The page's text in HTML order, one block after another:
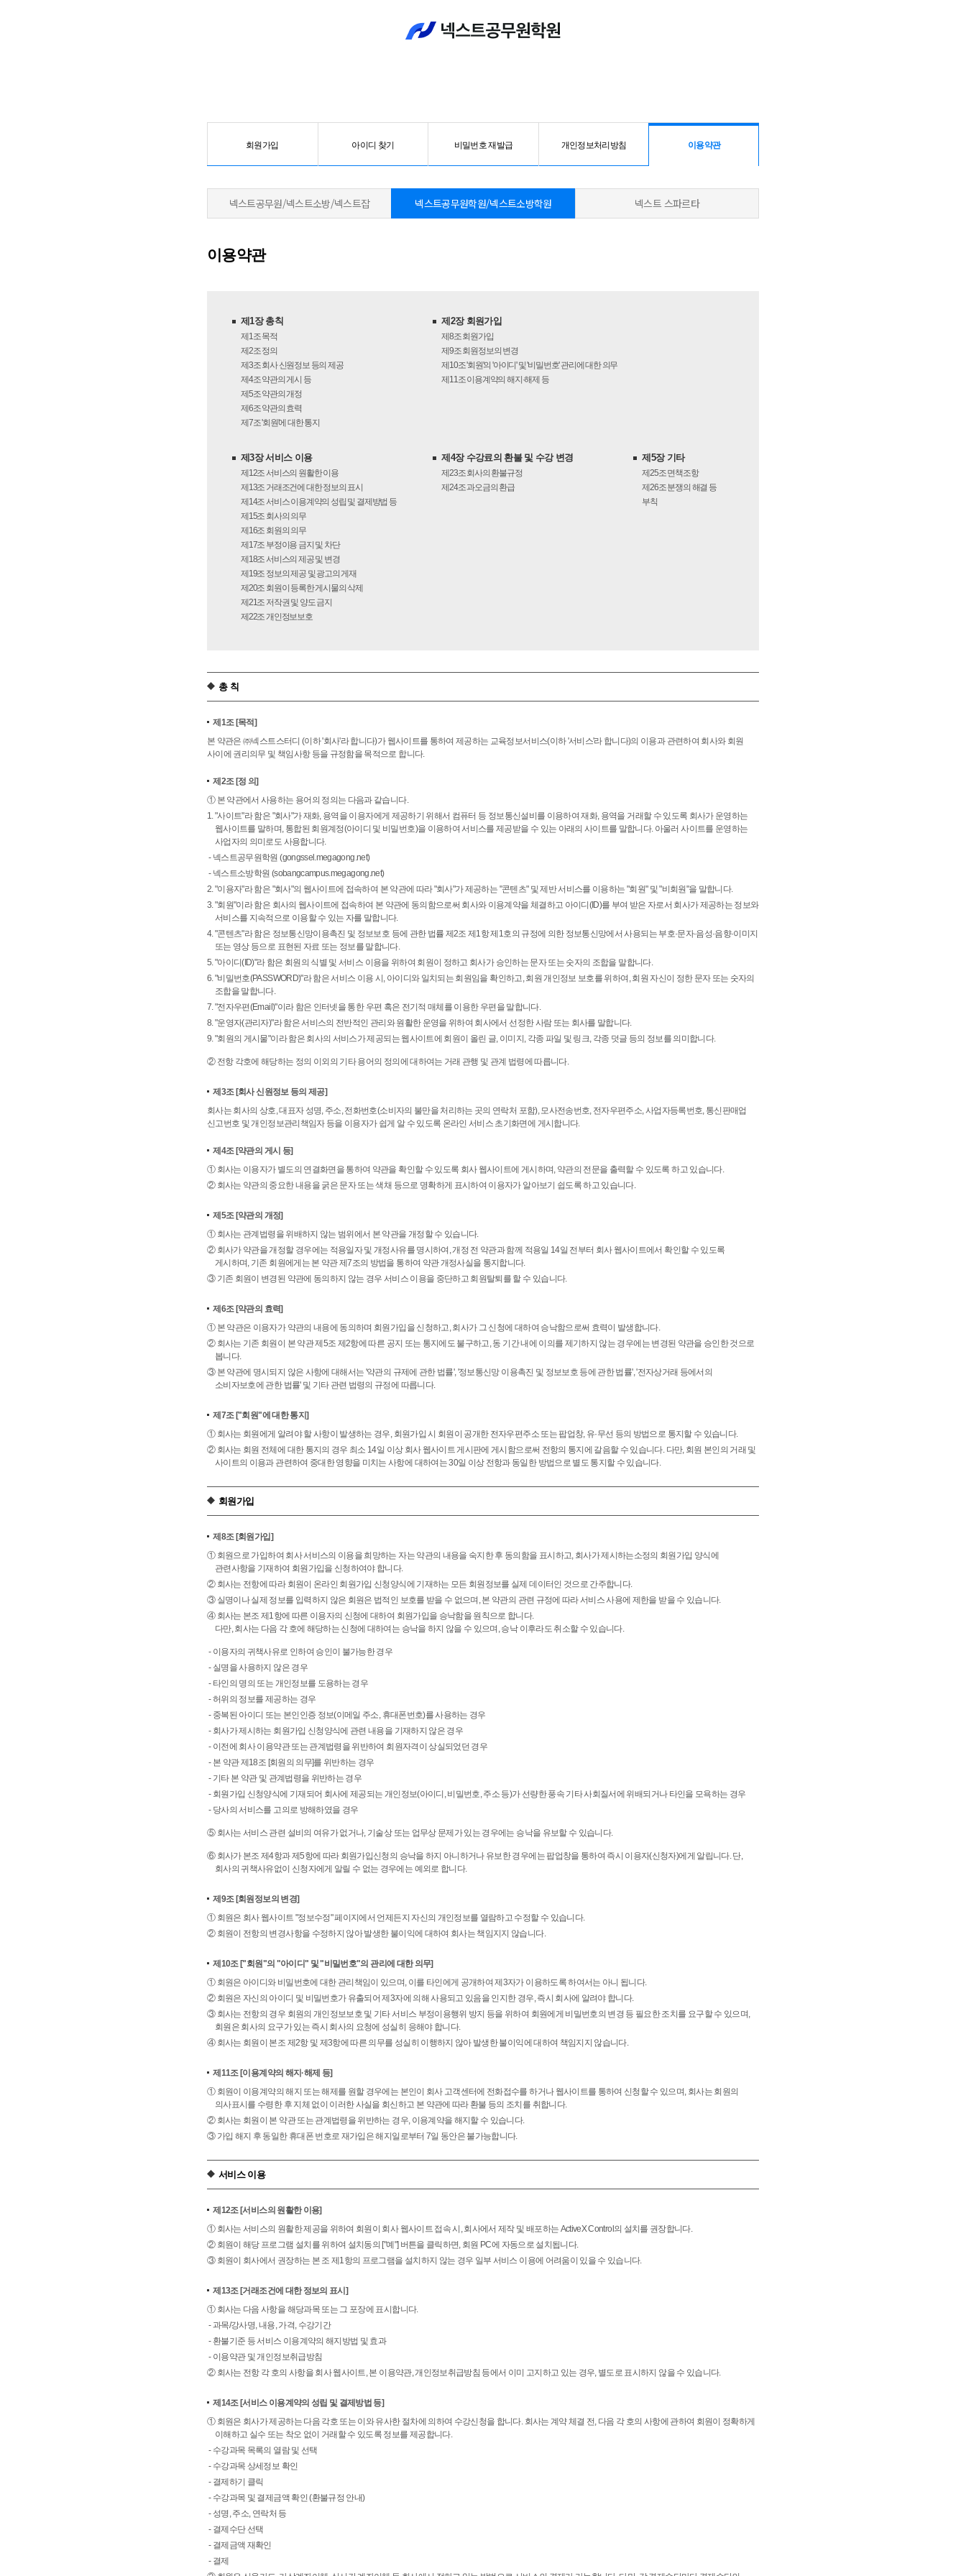
회원가입 아이디 찾기 비밀번호 재발급 개인정보처리방침 이용약관
넥스트공무원/넥스트소방/넥스트잡 넥스트공무원학원/넥스트소방학원 넥스트스파르타
이용약관
제1장 총칙
제1조목적
제2조정의
제3조회사 신원정보 등의 제공
제4조약관의 게시 등
제5조약관의 개정
제6조약관의 효력
제7조'회원'에 대한 통지
제2장 회원가입
제8조회원가입
제9조회원정보의 변경
제10조'회원'의 '아이디' 및 '비밀번호' 관리에 대한 의무
제11조이용계약의 해지·해제 등
제3장 서비스 이용
제12조 서비스의 원활한 이용
제13조 거래조건에 대한 정보의 표시
제14조 서비스 이용계약의 성립 및 결제방법 등
제15조 회사의 의무
제16조 회원의 의무
제17조 부정이용 금지 및 차단
제18조 서비스의 제공 및 변경
제19조 정보의 제공 및 광고의 게재
제20조 회원이 등록한 게시물의 삭제
제21조 저작권 및 양도 금지
제22조개인정보보호
제4장 수강료의 환불 및 수강 변경
제23조회사의 환불규정
제24조과오금의 환급
제5장 기타
제25조면책조항
제26조분쟁의 해결 등
부칙
총 칙
제1조[목적]
본 약관은 ㈜넥스트스터디 (이하 '회사'라 합니다)가 웹사이트를 통하여 제공하는 교육정보서비스(이하 '서비스'라 합니다)의 이용과 관련하여 회사와 회원
사이에 권리의무 및 책임사항 등을 규정함을 목적으로 합니다.
제2조[정 의]
① 본 약관에서 사용하는 용어의 정의는 다음과 같습니다.
1. "사이트"라 함은 "회사"가 재화, 용역을 이용자에게 제공하기 위해서 컴퓨터 등 정보통신설비를 이용하여 재화, 용역을 거래할 수 있도록 회사가 운영하는
웹사이트를 말하며, 통합된 회원계정(아이디 및 비밀번호)을 이용하여 서비스를 제공받을 수 있는 아래의 사이트를 말합니다. 아울러 사이트를 운영하는
사업자의 의미로도 사용합니다.
- 넥스트공무원학원 (gongssel.megagong.net)
- 넥스트소방학원 (sobangcampus.megagong.net)
2. "이용자"라 함은 "회사"의 웹사이트에 접속하여 본 약관에 따라 "회사"가 제공하는 "콘텐츠" 및 제반 서비스를 이용하는 "회원" 및 "비회원"을 말합니다.
3. "회원"이라 함은 회사의 웹사이트에 접속하여 본 약관에 동의함으로써 회사와 이용계약을 체결하고 아이디(ID)를 부여 받은 자로서 회사가 제공하는 정보와
서비스를 지속적으로 이용할 수 있는 자를 말합니다.
4. "콘텐츠"라 함은 정보통신망이용촉진 및 정보보호 등에 관한 법률 제2조 제1항 제1호의 규정에 의한 정보통신망에서 사용되는 부호·문자·음성·음향·이미지
또는 영상 등으로 표현된 자료 또는 정보를 말합니다.
5. "아이디(ID)"라 함은 회원의 식별 및 서비스 이용을 위하여 회원이 정하고 회사가 승인하는 문자 또는 숫자의 조합을 말합니다.
6. "비밀번호(PASSWORD)"라 함은 서비스 이용 시, 아이디와 일치되는 회원임을 확인하고, 회원 개인정보 보호를 위하여, 회원 자신이 정한 문자 또는 숫자의
조합을 말합니다.
7. "전자우편(Email)"이라 함은 인터넷을 통한 우편 혹은 전기적 매체를 이용한 우편을 말합니다.
8. "운영자(관리자)"라 함은 서비스의 전반적인 관리와 원활한 운영을 위하여 회사에서 선정한 사람 또는 회사를 말합니다.
9. "회원의 게시물"이라 함은 회사의 서비스가 제공되는 웹사이트에 회원이 올린 글, 이미지, 각종 파일 및 링크, 각종 덧글 등의 정보를 의미합니다.
② 전항 각호에 해당하는 정의 이외의 기타 용어의 정의에 대하여는 거래 관행 및 관계 법령에 따릅니다.
제3조[회사 신원정보 등의 제공]
회사는 회사의 상호, 대표자 성명, 주소, 전화번호(소비자의 불만을 처리하는 곳의 연락처 포함), 모사전송번호, 전자우편주소, 사업자등록번호, 통신판매업
신고번호 및 개인정보관리책임자 등을 이용자가 쉽게 알 수 있도록 온라인 서비스 초기화면에 게시합니다.
제4조[약관의 게시 등]
① 회사는 이용자가 별도의 연결화면을 통하여 약관을 확인할 수 있도록 회사 웹사이트에 게시하며, 약관의 전문을 출력할 수 있도록 하고 있습니다.
② 회사는 약관의 중요한 내용을 굵은 문자 또는 색채 등으로 명확하게 표시하여 이용자가 알아보기 쉽도록 하고 있습니다.
제5조[약관의 개정]
① 회사는 관계법령을 위배하지 않는 범위에서 본 약관을 개정할 수 있습니다.
② 회사가 약관을 개정할 경우에는 적용일자 및 개정사유를 명시하여, 개정 전 약관과 함께 적용일 14일 전부터 회사 웹사이트에서 확인할 수 있도록
게시하며, 기존 회원에게는 본 약관 제7조의 방법을 통하여 약관 개정사실을 통지합니다.
③ 기존 회원이 변경된 약관에 동의하지 않는 경우 서비스 이용을 중단하고 회원탈퇴를 할 수 있습니다.
제6조[약관의 효력]
① 본 약관은 이용자가 약관의 내용에 동의하며 회원가입을 신청하고, 회사가 그 신청에 대하여 승낙함으로써 효력이 발생합니다.
② 회사는 기존 회원이 본 약관 제5조 제2항에 따른 공지 또는 통지에도 불구하고, 동 기간 내에 이의를 제기하지 않는 경우에는 변경된 약관을 승인한 것으로
봅니다.
③ 본 약관에 명시되지 않은 사항에 대해서는 '약관의 규제에 관한 법률', '정보통신망 이용촉진 및 정보보호 등에 관한 법률', '전자상거래 등에서의
소비자보호에 관한 법률' 및 기타 관련 법령의 규정에 따릅니다.
제7조["회원"에 대한 통지]
① 회사는 회원에게 알려야 할 사항이 발생하는 경우, 회원가입 시 회원이 공개한 전자우편주소 또는 팝업창, 유·무선 등의 방법으로 통지할 수 있습니다.
② 회사는 회원 전체에 대한 통지의 경우 최소 14일 이상 회사 웹사이트 게시판에 게시함으로써 전항의 통지에 갈음할 수 있습니다. 다만, 회원 본인의 거래 및
사이트의 이용과 관련하여 중대한 영향을 미치는 사항에 대하여는 30일 이상 전항과 동일한 방법으로 별도 통지할 수 있습니다.
회원가입
제8조[회원가입]
① 회원으로 가입하여 회사 서비스의 이용을 희망하는 자는 약관의 내용을 숙지한 후 동의함을 표시하고, 회사가 제시하는소정의 회원가입 양식에
관련사항을 기재하여 회원가입을 신청하여야 합니다.
② 회사는 전항에 따라 회원이 온라인 회원가입 신청양식에 기재하는 모든 회원정보를 실제 데이터인 것으로 간주합니다.
③ 실명이나 실제 정보를 입력하지 않은 회원은 법적인 보호를 받을 수 없으며, 본 약관의 관련 규정에 따라 서비스 사용에 제한을 받을 수 있습니다.
④ 회사는 본조 제1항에 따른 이용자의 신청에 대하여 회원가입을 승낙함을 원칙으로 합니다.
다만, 회사는 다음 각 호에 해당하는 신청에 대하여는 승낙을 하지 않을 수 있으며, 승낙 이후라도 취소할 수 있습니다.
- 이용자의 귀책사유로 인하여 승인이 불가능한 경우
- 실명을 사용하지 않은 경우
- 타인의 명의 또는 개인정보를 도용하는 경우
- 허위의 정보를 제공하는 경우
- 중복된 아이디 또는 본인인증 정보(이메일 주소, 휴대폰번호)를 사용하는 경우
- 회사가 제시하는 회원가입 신청양식에 관련 내용을 기재하지 않은 경우
- 이전에 회사 이용약관 또는 관계법령을 위반하여 회원자격이 상실되었던 경우
- 본 약관 제18조 [회원의 의무]를 위반하는 경우
- 기타 본 약관 및 관계법령을 위반하는 경우
- 회원가입 신청양식에 기재되어 회사에 제공되는 개인정보(아이디, 비밀번호, 주소 등)가 선량한 풍속 기타 사회질서에 위배되거나 타인을 모욕하는 경우
- 당사의 서비스를 고의로 방해하였을 경우
⑤ 회사는 서비스 관련 설비의 여유가 없거나, 기술상 또는 업무상 문제가 있는 경우에는 승낙을 유보할 수 있습니다.
⑥ 회사가 본조 제4항과 제5항에 따라 회원가입신청의 승낙을 하지 아니하거나 유보한 경우에는 팝업창을 통하여 즉시 이용자(신청자)에게 알립니다. 단,
회사의 귀책사유없이 신청자에게 알릴 수 없는 경우에는 예외로 합니다.
제9조[회원정보의 변경]
① 회원은 회사 웹사이트 "정보수정" 페이지에서 언제든지 자신의 개인정보를 열람하고 수정할 수 있습니다.
② 회원이 전항의 변경사항을 수정하지 않아 발생한 불이익에 대하여 회사는 책임지지 않습니다.
제10조["회원"의 "아이디" 및 "비밀번호"의 관리에 대한 의무]
① 회원은 아이디와 비밀번호에 대한 관리책임이 있으며, 이를 타인에게 공개하여 제3자가 이용하도록 하여서는 아니 됩니다.
② 회원은 자신의 아이디 및 비밀번호가 유출되어 제3자에 의해 사용되고 있음을 인지한 경우, 즉시 회사에 알려야 합니다.
③ 회사는 전항의 경우 회원의 개인정보보호 및 기타 서비스 부정이용행위 방지 등을 위하여 회원에게 비밀번호의 변경 등 필요한 조치를 요구할 수 있으며,
회원은 회사의 요구가 있는 즉시 회사의 요청에 성실히 응해야 합니다.
④ 회사는 회원이 본조 제2항 및 제3항에 따른 의무를 성실히 이행하지 않아 발생한 불이익에 대하여 책임지지 않습니다.
제11조[이용계약의 해지·해제 등]
① 회원이 이용계약의 해지 또는 해제를 원할 경우에는 본인이 회사 고객센터에 전화접수를 하거나 웹사이트를 통하여 신청할 수 있으며, 회사는 회원의
의사표시를 수령한 후 지체 없이 이러한 사실을 회신하고 본 약관에 따라 환불 등의 조치를 취합니다.
② 회사는 회원이 본 약관 또는 관계법령을 위반하는 경우, 이용계약을 해지할 수 있습니다.
③ 가입 해지 후 동일한 휴대폰 번호로 재가입은 해지일로부터 7일 동안은 불가능합니다.
서비스 이용
제12조[서비스의 원활한 이용]
① 회사는 서비스의 원활한 제공을 위하여 회원이 회사 웹사이트 접속 시, 회사에서 제작 및 배포하는 ActiveX Control의 설치를 권장합니다.
② 회원이 해당 프로그램 설치를 위하여 설치동의 ["예"] 버튼을 클릭하면, 회원 PC에 자동으로 설치됩니다.
③ 회원이 회사에서 권장하는 본 조 제1항의 프로그램을 설치하지 않는 경우 일부 서비스 이용에 어려움이 있을 수 있습니다.
제13조[거래조건에 대한 정보의 표시]
① 회사는 다음 사항을 해당과목 또는 그 포장에 표시합니다.
- 과목/강사명, 내용, 가격, 수강기간
- 환불기준 등 서비스 이용계약의 해지방법 및 효과
- 이용약관 및 개인정보취급방침
② 회사는 전항 각 호의 사항을 회사 웹사이트, 본 이용약관, 개인정보취급방침 등에서 이미 고지하고 있는 경우, 별도로 표시하지 않을 수 있습니다.
제14조[서비스 이용계약의 성립 및 결제방법 등]
① 회원은 회사가 제공하는 다음 각호 또는 이와 유사한 절차에 의하여 수강신청을 합니다. 회사는 계약 체결 전, 다음 각 호의 사항에 관하여 회원이 정확하게
이해하고 실수 또는 착오 없이 거래할 수 있도록 정보를 제공합니다.
- 수강과목 목록의 열람 및 선택
- 수강과목 상세정보 확인
- 결제하기 클릭
- 수강과목 및 결제금액 확인 (환불규정 안내)
- 성명, 주소, 연락처 등
- 결제수단 선택
- 결제금액 재확인
- 결제